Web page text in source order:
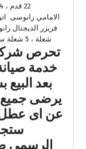
الامامي زانوسى
شعلة ، 5 شعلة سخانات الغاز السخانات الكهربائية .
تحرص
خدمة
بعد
يرضى جميع
عن اى عطل
الرسمى